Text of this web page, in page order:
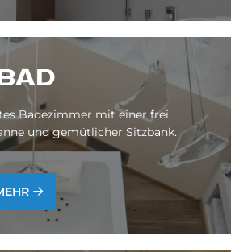
Badezimmer mit einer frei
und gemütlicher Sitzbank.